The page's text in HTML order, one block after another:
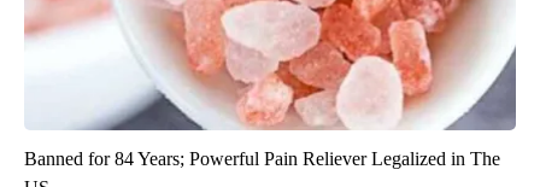
Banned for 84 Years; Powerful Pain Reliever Legalized in The